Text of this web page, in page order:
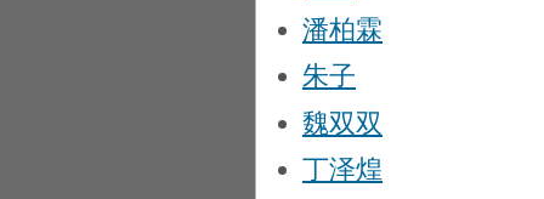
潘柏霖
朱子
魏双双
丁泽煌